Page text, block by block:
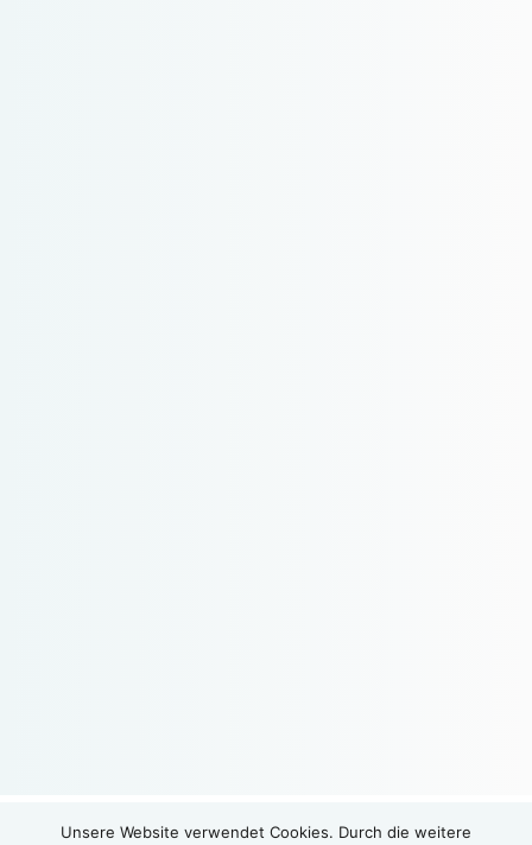
Unsere Website verwendet Cookies. Durch die weitere